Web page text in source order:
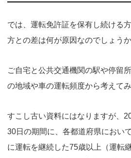
では、運転免許証を保有し続ける
方との差は何が原因なのでしょう
ご自宅と公共交通機関の駅や停留
の地域や車の運転頻度から考えてみ
すこし古い資料にはなりますが、
30日の期間に、各都道府県におい
に運転を継続した75歳以上（運転